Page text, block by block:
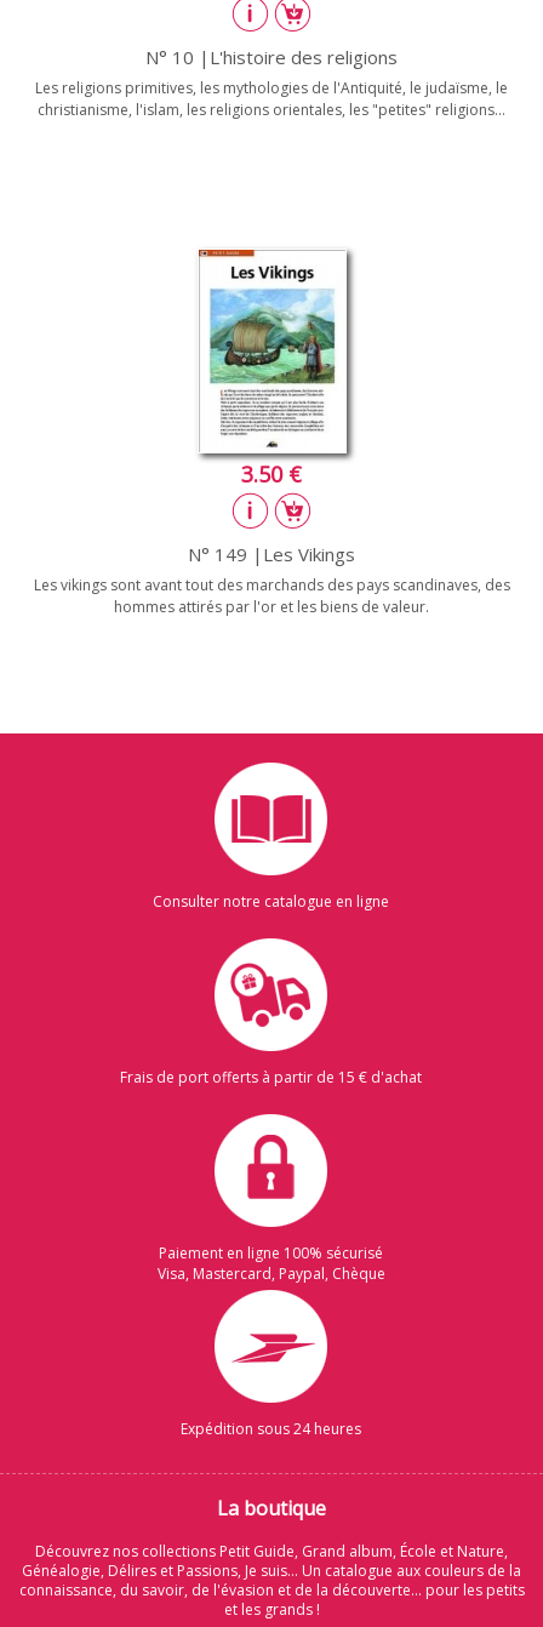
N° 10 |L'histoire des religions
Les religions primitives, les mythologies de l'Antiquité, le judaïsme, le
christianisme, l'islam, les religions orientales, les "petites" religions...
3.50 €
N° 149 |Les Vikings
Les vikings sont avant tout des marchands des pays scandinaves, des
hommes attirés par l'or et les biens de valeur.
Consulter notre catalogue en ligne
Frais de port offerts à partir de 15 € d'achat
Paiement en ligne 100% sécurisé
Visa, Mastercard, Paypal, Chèque
Expédition sous 24 heures
La boutique
Découvrez nos collections Petit Guide, Grand album, École et Nature,
Généalogie, Délires et Passions, Je suis... Un catalogue aux couleurs de la
connaissance, du savoir, de l'évasion et de la découverte... pour les petits
et les grands !